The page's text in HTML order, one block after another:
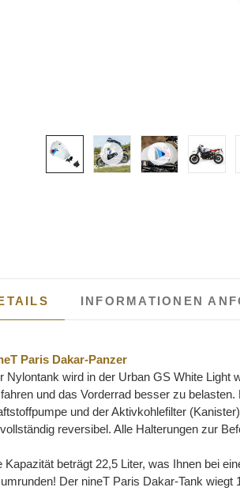
INFORMATIONEN
Paris Dakar-Panzer
Nylontank wird in der Urban GS White Light
und das Vorderrad besser zu
und der Aktivkohlefilter
reversibel. Alle Halterungen zur
Kapazität beträgt 22,5 Liter, was Ihnen bei
Der nineT Paris Dakar-Tank